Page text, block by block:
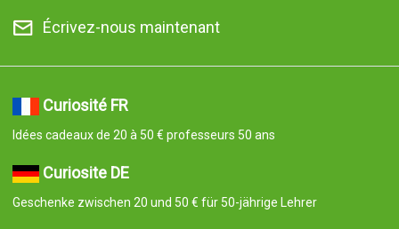
Écrivez-nous maintenant
Curiosité FR
Idées cadeaux de 20 à 50 € professeurs 50 ans
Curiosite DE
Geschenke zwischen 20 und 50 € für 50-jährige Lehrer